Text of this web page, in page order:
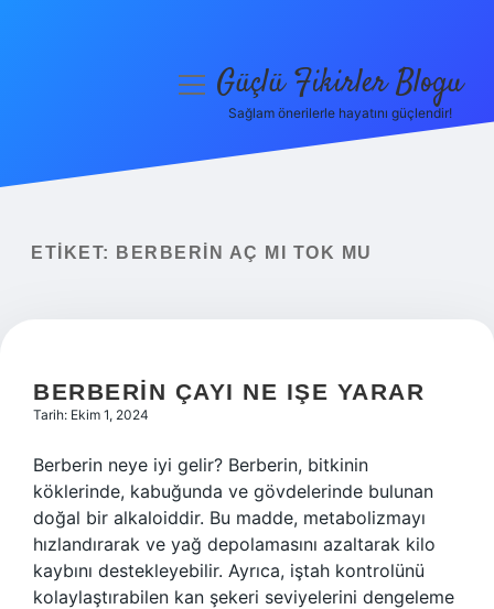
Yasal Uyarı
menüyüGüçlü Fikirler Blogu
Sağlam önerilerle hayatını güçlendir!
ETIKET: BERBERIN AÇ MI TOK MU
BERBERIN ÇAYI NE IŞE YARAR
Tarih: Ekim 1, 2024
Berberin neye iyi gelir? Berberin, bitkinin
köklerinde, kabuğunda ve gövdelerinde bulunan
doğal bir alkaloiddir. Bu madde, metabolizmayı
hızlandırarak ve yağ depolamasını azaltarak kilo
kaybını destekleyebilir. Ayrıca, iştah kontrolünü
kolaylaştırabilen kan şekeri seviyelerini dengeleme